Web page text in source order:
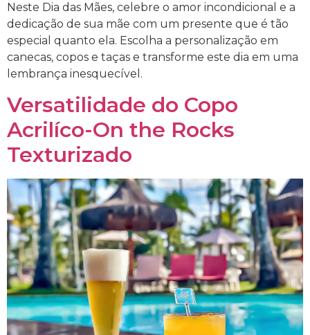
Neste Dia das Mães, celebre o amor incondicional e a
dedicação de sua mãe com um presente que é tão
especial quanto ela. Escolha a personalização em
canecas, copos e taças e transforme este dia em uma
lembrança inesquecível.
Versatilidade do Copo
Acrilíco-On the Rocks
Texturizado